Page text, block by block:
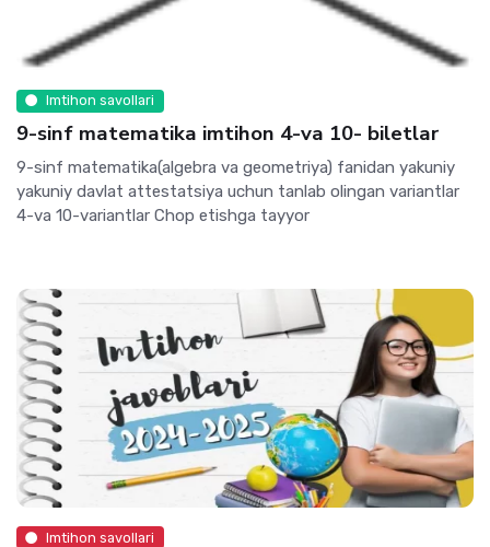
Imtihon savollari
9-sinf matematika imtihon 4-va 10- biletlar
9-sinf matematika(algebra va geometriya) fanidan yakuniy
yakuniy davlat attestatsiya uchun tanlab olingan variantlar
4-va 10-variantlar Chop etishga tayyor
Imtihon savollari